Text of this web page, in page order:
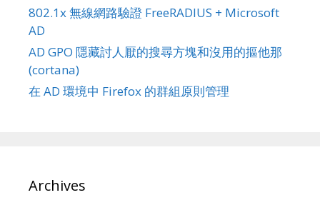
802.1x 無線網路驗證 FreeRADIUS + Microsoft
AD
AD GPO 隱藏討人厭的搜尋方塊和沒用的摳他那
(cortana)
在 AD 環境中 Firefox 的群組原則管理
Archives